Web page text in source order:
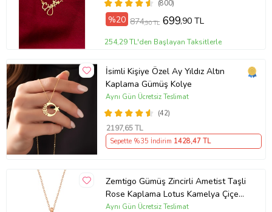
(800)
%20 874,90 TL 699,90 TL
254,29 TL'den Başlayan Taksitlerle
İsimli Kişiye Özel Ay Yıldız Altın
Kaplama Gümüş Kolye
(42)
Aynı Gün Ücretsiz Teslimat
2197,65 TL
Sepette %35 İndirim 1428,47 TL
Zemtigo Gümüş Zincirli Ametist Taşli
Rose Kaplama Lotus Kamelya Çiçeği
Kolye
Aynı Gün Ücretsiz Teslimat